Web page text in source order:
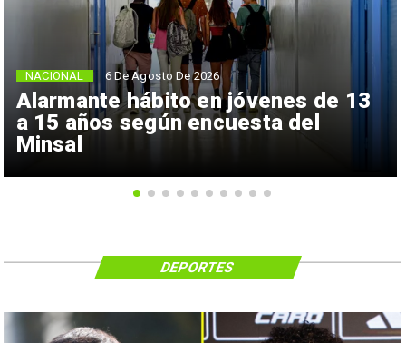
Alarmante hábito en jóvenes de 13
a 15 años según encuesta del
Minsal
NACIONAL 6 De Agosto De 2026
DEPORTES